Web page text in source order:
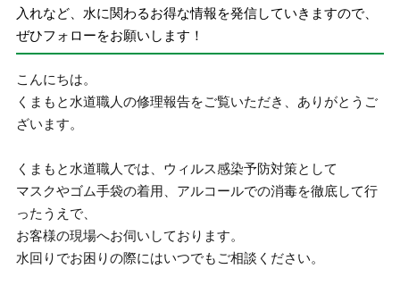
入れなど、水に関わるお得な情報を発信していきますので、
ぜひフォローをお願いします！
こんにちは。
くまもと水道職人の修理報告をご覧いただき、ありがとうご
ざいます。
くまもと水道職人では、ウィルス感染予防対策として
マスクやゴム手袋の着用、アルコールでの消毒を徹底して行
ったうえで、
お客様の現場へお伺いしております。
水回りでお困りの際にはいつでもご相談ください。